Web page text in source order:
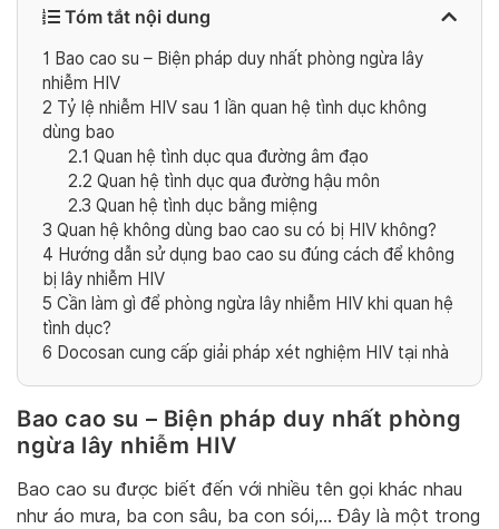
Tóm tắt nội dung
1 Bao cao su – Biện pháp duy nhất phòng ngừa lây
nhiễm HIV
2 Tỷ lệ nhiễm HIV sau 1 lần quan hệ tình dục không
dùng bao
2.1 Quan hệ tình dục qua đường âm đạo
2.2 Quan hệ tình dục qua đường hậu môn
2.3 Quan hệ tình dục bằng miệng
3 Quan hệ không dùng bao cao su có bị HIV không?
4 Hướng dẫn sử dụng bao cao su đúng cách để không
bị lây nhiễm HIV
5 Cần làm gì để phòng ngừa lây nhiễm HIV khi quan hệ
tình dục?
6 Docosan cung cấp giải pháp xét nghiệm HIV tại nhà
Bao cao su – Biện pháp duy nhất phòng
ngừa lây nhiễm HIV
Bao cao su được biết đến với nhiều tên gọi khác nhau
như áo mưa, ba con sâu, ba con sói,… Đây là một trong